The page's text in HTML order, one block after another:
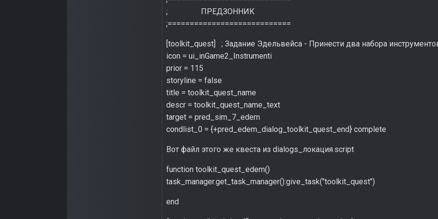
; ПРЕДЗОННИК
;============================
[toolkit_quest] ; Задание Эдельвейса - Принести два набора
icon = ui_inGame2_Instrumenti
prior = 115
storyline = false
title = toolkit_quest_name
descr = toolkit_quest_name_text
target = pred_sim_7_edem
condlist_0 = {+pred_edem_dialog_toolkit_quest_end} complete
Вот файл этого же квеста из dialogs_локация.script
function toolkit_quest_edem()
task_manager.get_task_manager():give_task("toolkit_quest")
end